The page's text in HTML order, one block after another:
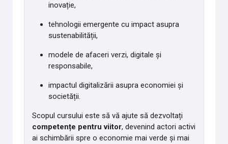
inovație,
tehnologii emergente cu impact asupra
sustenabilității,
modele de afaceri verzi, digitale și
responsabile,
impactul digitalizării asupra economiei și
societății.
Scopul cursului este să vă ajute să dezvoltați
competențe pentru viitor, devenind actori activi
ai schimbării spre o economie mai verde și mai